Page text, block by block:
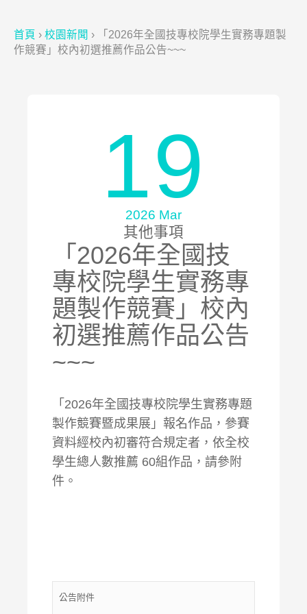
首頁 › 校園新聞 ›
「2026年全國技專校院學生實務專題製
作競賽」校內初選推薦作品公告~~~
19
2026 Mar
其他事項
「2026年全國技
專校院學生實務專
題製作競賽」校內
初選推薦作品公告
~~~
「2026年全國技專校院學生實務專題
製作競賽暨成果展」報名作品，參賽
資料經校內初審符合規定者，依全校
學生總人數推薦 60組作品，請參附
件。
公告附件